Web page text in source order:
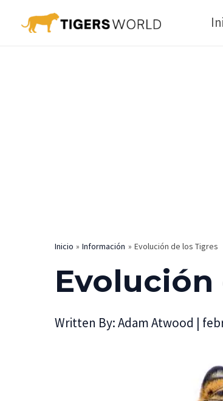
Inicio Información Evolución de los Tigres
Evolución
Written By:Adam Atwood |